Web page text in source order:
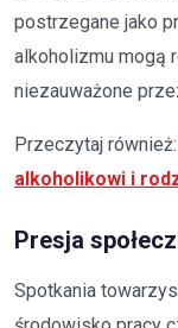
postrzegane jako
alkoholizmu mogą
niezauważone
Przeczytaj również:
alkoholikowi i
Presja
Spotkania